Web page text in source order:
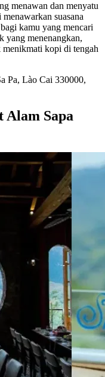
menawan dan menyatu
suasana
kamu yang mencari
yang menenangkan,
menikmati kopi di tengah
Pa, Lào Cai 330000,
Alam Sapa